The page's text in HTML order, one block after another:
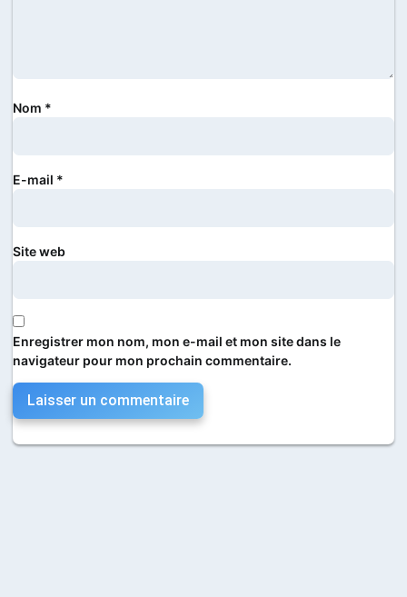
Nom *
E-mail *
Site web
Enregistrer mon nom, mon e-mail et mon site dans le
navigateur pour mon prochain commentaire.